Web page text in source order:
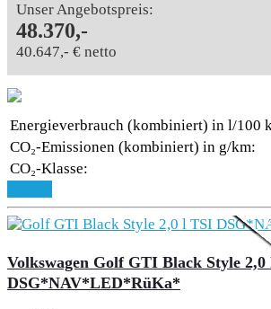
Unser Angebotspreis:
48.370,-
40.647,- € netto
Energieverbrauch (kombiniert) in l/100
CO₂-Emissionen (kombiniert) in g/km:
CO₂-Klasse:
Volkswagen Golf GTI Black Style
DSG*NAV*LED*RüKa*